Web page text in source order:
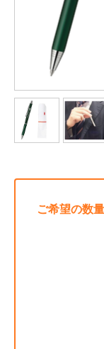
ご希望の数